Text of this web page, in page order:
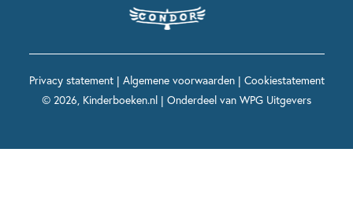
Spannende kinderboeken
Voor volwassenen
Maxi & Helium
Voor het onderwijs
Privacy statement| Algemene voorwaarden| Cookiestatement
© 2026, Kinderboeken.nl | Onderdeel van WPG Uitgevers